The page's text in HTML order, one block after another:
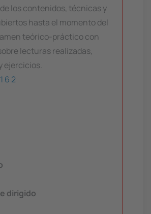
los contenidos, técnicas y
hasta el momento del
teórico-práctico con
lecturas realizadas,
ejercicios.
1 6 2
dirigido